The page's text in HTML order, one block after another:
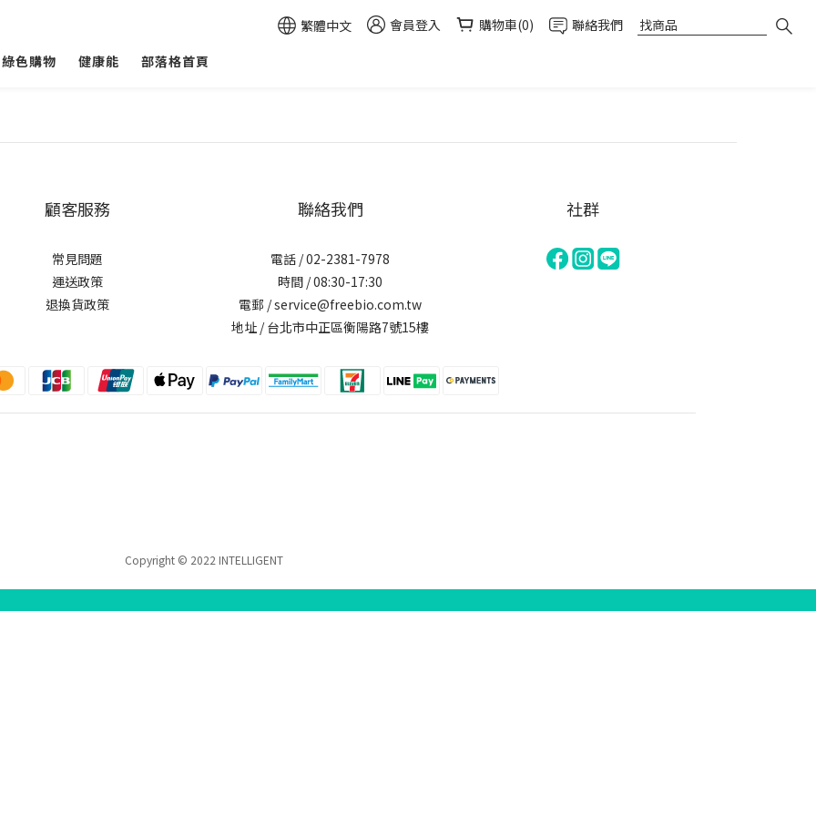
繁體中文 會員登入 購物車(0)
聯絡我們
綠色購物
健康能 部落格首頁
顧客服務
常見問題
運送政策
退換貨政策
聯絡我們
電話 / 02-2381-7978
時間 / 08:30-17:30
電郵 / service@freebio.com.tw
地址 / 台北市中正區衡陽路7號15樓
社群
Copyright © 2022 INTELLIGENT